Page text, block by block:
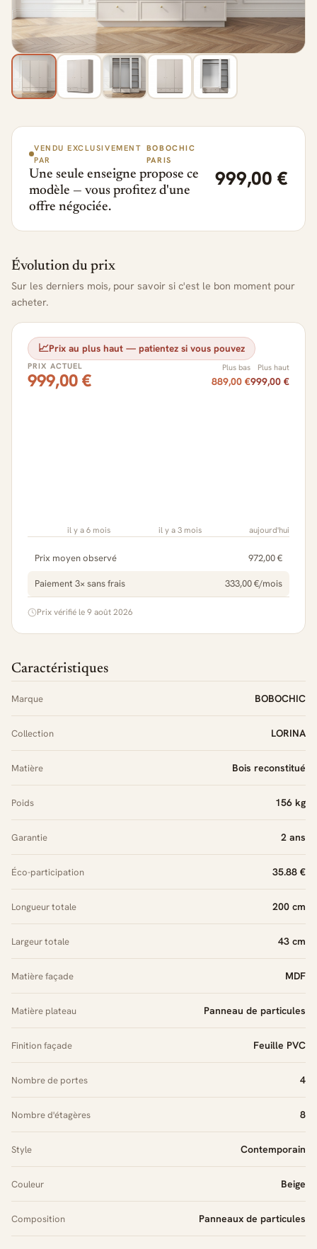
VENDU EXCLUSIVEMENT
PAR
BOBOCHIC
PARIS
Une seule enseigne propose ce
modèle — vous profitez d'une
offre négociée.
999,00 €
Évolution du prix
Sur les derniers mois, pour savoir si c'est le bon moment pour
acheter.
📈Prix au plus haut — patientez si vous pouvez
PRIX ACTUEL
999,00 €
Plus bas
889,00 €
Plus haut
999,00 €
il y a 6 mois il y a 3 mois aujourd'hui
Prix moyen observé 972,00 €
Paiement 3× sans frais 333,00 €/mois
Prix vérifié le 9 août 2026
Caractéristiques
Marque BOBOCHIC
Collection LORINA
Matière Bois reconstitué
Poids 156 kg
Garantie 2 ans
Éco-participation 35.88 €
Longueur totale 200 cm
Largeur totale 43 cm
Matière façade MDF
Matière plateau Panneau de particules
Finition façade Feuille PVC
Nombre de portes 4
Nombre d'étagères 8
Style Contemporain
Couleur Beige
Composition Panneaux de particules